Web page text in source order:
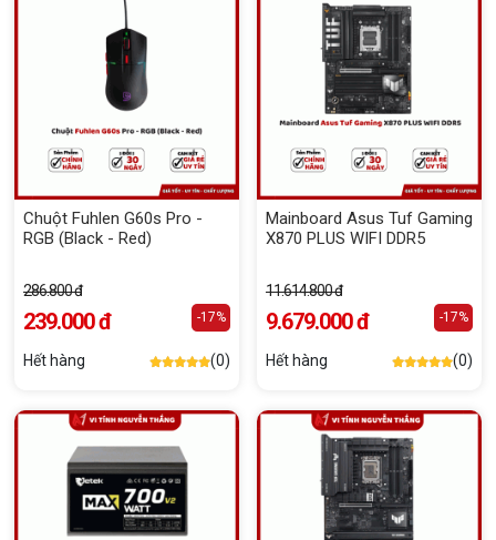
Chuột Fuhlen G60s Pro -
RGB (Black - Red)
286.800 đ
239.000 đ -17%
Hết hàng (0)
Mainboard Asus Tuf Gaming
X870 PLUS WIFI DDR5
11.614.800 đ
9.679.000 đ -17%
Hết hàng (0)